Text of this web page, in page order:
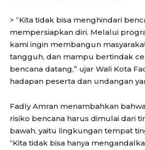
> “Kita tidak bisa menghindari
mempersiapkan diri. Melalui
kami ingin membangun
tangguh, dan mampu bertindak
bencana datang,” ujar Wali Kota
hadapan peserta dan undangan
Fadly Amran menambahkan
risiko bencana harus dimulai dari
bawah, yaitu lingkungan tempat
“Kita tidak bisa hanya